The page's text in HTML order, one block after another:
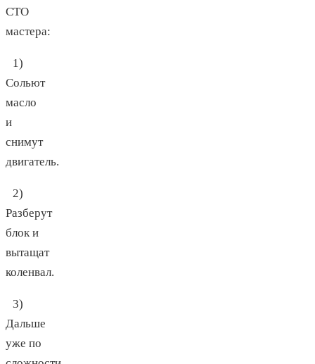
СТО
мастера:
1)
Сольют
масло
и
снимут
двигатель.
2)
Разберут
блок и
вытащат
коленвал.
3)
Дальше
уже по